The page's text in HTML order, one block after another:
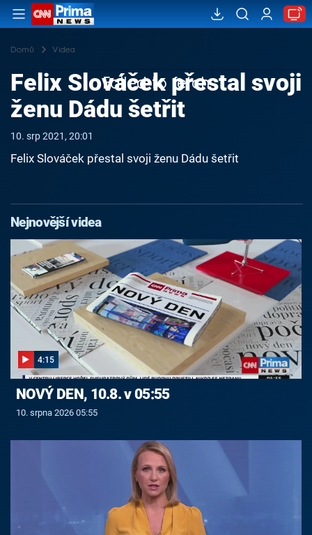
Domů Videa
Failed to fetch
Felix Slováček přestal svoji
ženu Dádu šetřit
10. srp 2021, 20:01
Felix Slováček přestal svoji ženu Dádu šetřit
Nejnovější videa
4:15
NOVÝ DEN, 10.8. v 05:55
10. srpna 2026 05:55